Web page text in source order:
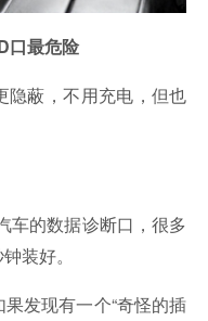
口最危险
隐蔽，不用充电，但也
车的数据诊断口，很多
装好。
发现有一个“奇怪的插